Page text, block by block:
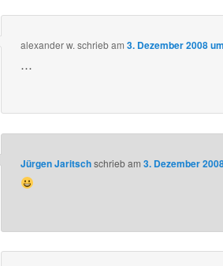
alexander w. schriebam3. Dezember 2008
…
Jürgen Jaritschschriebam3. Dezember